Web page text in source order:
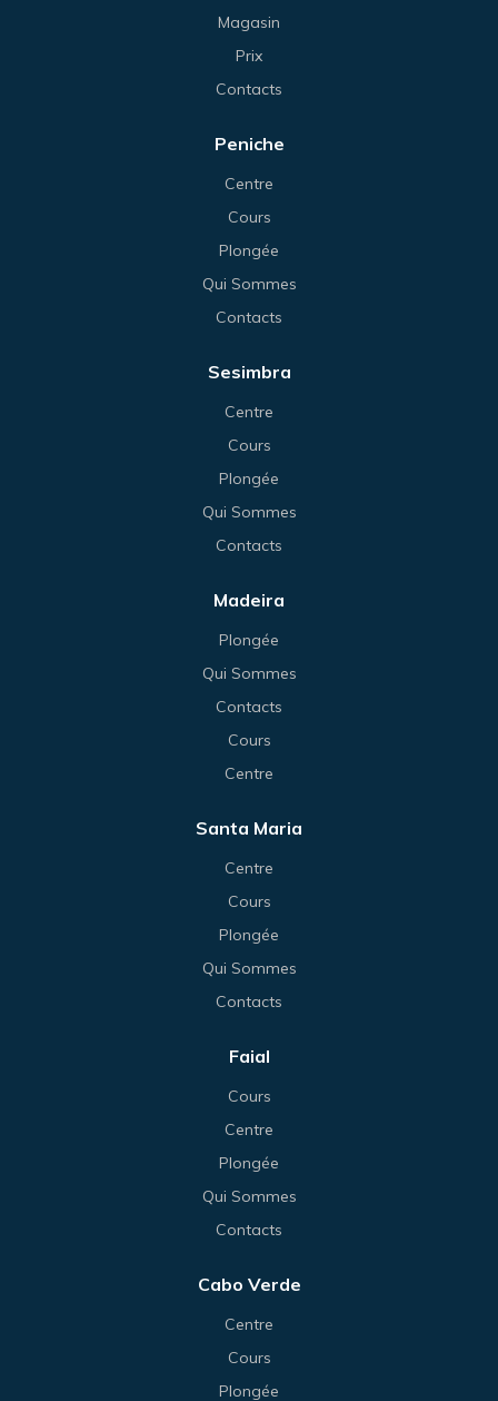
Magasin
Prix
Contacts
Peniche
Centre
Cours
Plongée
Qui Sommes
Contacts
Sesimbra
Centre
Cours
Plongée
Qui Sommes
Contacts
Madeira
Plongée
Qui Sommes
Contacts
Cours
Centre
Santa Maria
Centre
Cours
Plongée
Qui Sommes
Contacts
Faial
Cours
Centre
Plongée
Qui Sommes
Contacts
Cabo Verde
Centre
Cours
Plongée